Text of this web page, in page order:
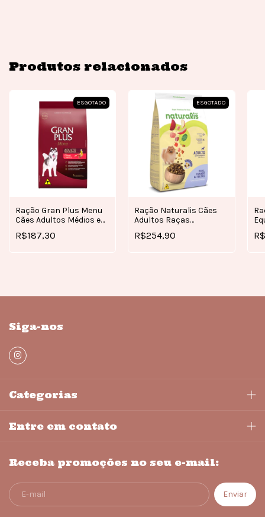
Produtos relacionados
ESGOTADO
Ração Gran Plus Menu
Cães Adultos Médios e
Grandes Carne 15kg
R$187,30
ESGOTADO
Ração Naturalis Cães
Adultos Raças
Pequenas Frango, Peru
e Frutas 15KG
R$254,90
Siga-nos
Categorias
Entre em contato
Receba promoções no seu e-mail: